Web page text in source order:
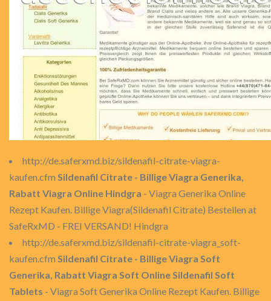
http://de.saferxmd.biz/sildenafil-citrate-viagra-
kaufen.cfm Sildenafil Citrate - Billige Viagra Generika,
Rabatt Viagra Online Hindgra - Viagra Generika Online
Rezept Kaufen. Billige Viagra(Sildenafil Citrate) Bestellen at
SafeRxMD - FREI VERSAND! Hindgra
http://de.saferxmd.biz/sildenafil-citrate-viagra_soft-
kaufen.cfm Sildenafil Citrate - Billige Viagra Soft
Generika, Rabatt Viagra Soft Online Sildenafil Soft
Tablets - Viagra Soft Generika Online Rezept Kaufen. Billige